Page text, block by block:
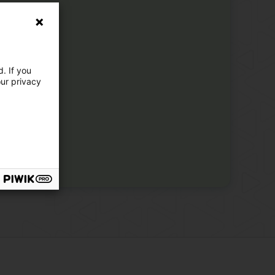
If you
privacy